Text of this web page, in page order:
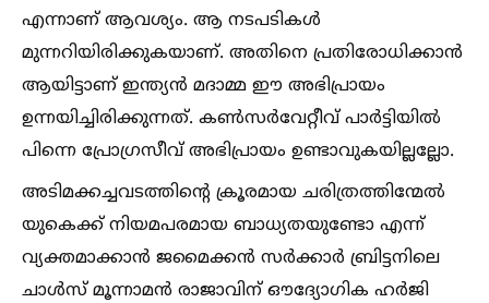
എന്നാണ് ആവശ്യം. ആ നടപടികള്‍
മുന്നറിയിരിക്കുകയാണ്. അതിനെ പ്രതിരോധിക്കാൻ
ആയിട്ടാണ് ഇന്ത്യൻ മദാമ്മ ഈ അഭിപ്രായം
ഉന്നയിച്ചിരിക്കുന്നത്. കണ്‍സർവേറ്റീവ് പാർട്ടിയില്‍
പിന്നെ പ്രോഗ്രസീവ് അഭിപ്രായം ഉണ്ടാവുകയില്ലല്ലോ.
അടിമക്കച്ചവടത്തിന്റെ ക്രൂരമായ ചരിത്രത്തിന്മേല്‍
യുകെക്ക് നിയമപരമായ ബാധ്യതയുണ്ടോ എന്ന്
വ്യക്തമാക്കാൻ ജമൈക്കൻ സർക്കാർ ബ്രിട്ടനിലെ
ചാള്‍സ് മൂന്നാമൻ രാജാവിന് ഔദ്യോഗിക ഹർജി